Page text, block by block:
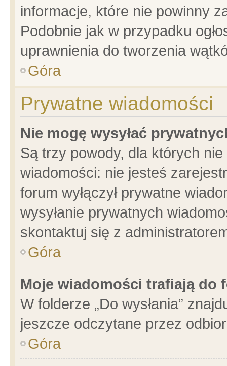
informacje, które nie powinny
Podobnie jak w przypadku
uprawnienia do tworzenia
Góra
Prywatne wiadomości
Nie mogę wysyłać
Są trzy powody, dla których
wiadomości: nie jesteś
forum wyłączył prywatne
wysyłanie prywatnych
skontaktuj się z
Góra
Moje wiadomości trafiają do
W folderze „Do wysłania”
jeszcze odczytane przez
Góra